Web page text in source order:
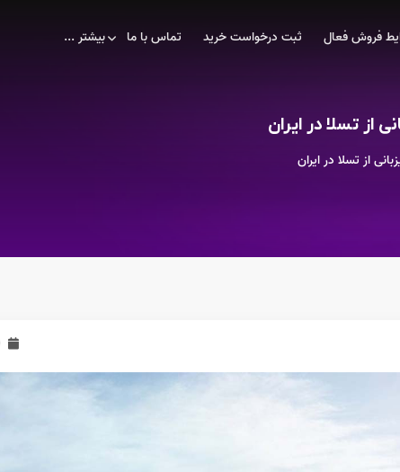
فروش فعال ثبت درخواست خرید تماس با ما بیشتر ...